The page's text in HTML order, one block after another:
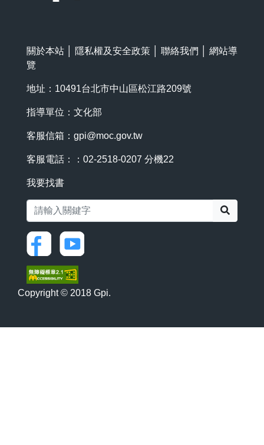
關於本站 隱私權及安全政策 聯絡我們
網站導
覽
地址：10491台北市中山區松江路209號
指導單位：文化部
客服信箱： gpi@moc.gov.tw
客服電話：：02-2518-0207 分機22
我要找書
Copyright © 2018 Gpi.